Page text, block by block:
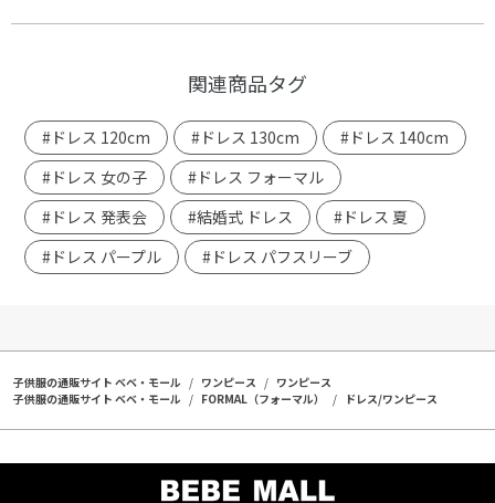
関連商品タグ
#ドレス 120cm #ドレス 130cm
#ドレス 140cm
#ドレス 女の子
#ドレス フォーマル
#ドレス 発表会
#結婚式 ドレス
#ドレス 夏
#ドレス パープル
#ドレス パフスリーブ
子供服の通販サイト ベベ・モール ワンピース
ワンピース
子供服の通販サイト ベベ・モール
FORMAL（フォーマル） ドレス/ワンピース